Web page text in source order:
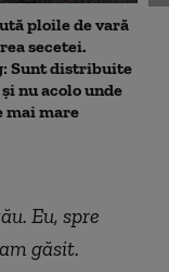
ploile de vară
secetei.
Sunt distribuite
nu acolo unde
mai mare
Eu, spre
găsit.